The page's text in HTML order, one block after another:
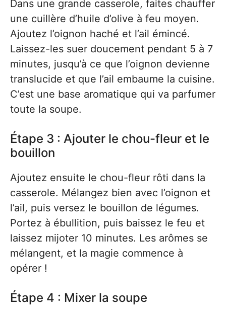
Dans une grande casserole, faites chauffer
une cuillère d’huile d’olive à feu moyen.
Ajoutez l’oignon haché et l’ail émincé.
Laissez-les suer doucement pendant 5 à 7
minutes, jusqu’à ce que l’oignon devienne
translucide et que l’ail embaume la cuisine.
C’est une base aromatique qui va parfumer
toute la soupe.
Étape 3 : Ajouter le chou-fleur et le
bouillon
Ajoutez ensuite le chou-fleur rôti dans la
casserole. Mélangez bien avec l’oignon et
l’ail, puis versez le bouillon de légumes.
Portez à ébullition, puis baissez le feu et
laissez mijoter 10 minutes. Les arômes se
mélangent, et la magie commence à
opérer !
Étape 4 : Mixer la soupe